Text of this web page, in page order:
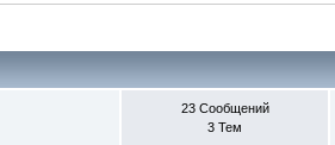
23 Сообщений
3 Тем